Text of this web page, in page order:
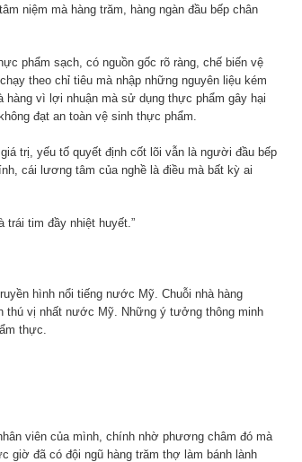
niệm mà hàng trăm, hàng ngàn đầu bếp chân
phẩm sạch, có nguồn gốc rõ ràng, chế biến vệ
theo chỉ tiêu mà nhập những nguyên liệu kém
vì lợi nhuận mà sử dụng thực phẩm gây hại
đạt an toàn vệ sinh thực phẩm.
trị, yếu tố quyết định cốt lõi vẫn là người đầu bếp
cái lương tâm của nghề là điều mà bất kỳ ai
trái tim đầy nhiệt huyết.”
hình nổi tiếng nước Mỹ. Chuỗi nhà hàng
thú vị nhất nước Mỹ. Những ý tưởng thông minh
thực.
viên của mình, chính nhờ phương châm đó mà
giờ đã có đội ngũ hàng trăm thợ làm bánh lành